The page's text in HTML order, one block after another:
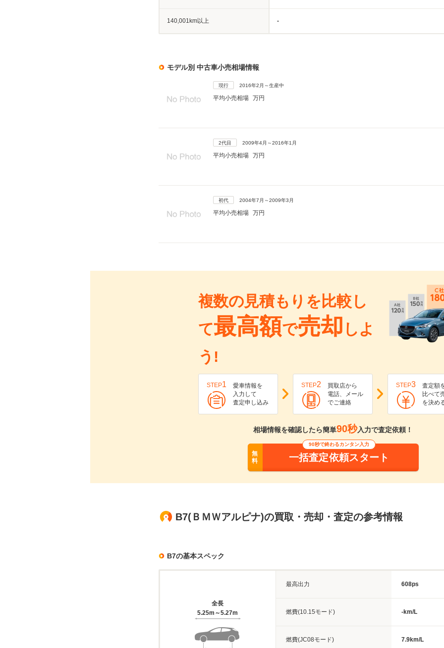
140,001km以上 -
モデル別 中古車小売相場情報
現行 2016年2月～生産中
平均小売相場 万円
2代目 2009年4月～2016年1月
平均小売相場 万円
初代 2004年7月～2009年3月
平均小売相場 万円
複数の見積もりを比較し
て最高額で売却 しよ
う!
STEP1
愛車情報を
入力して
査定申し込み
STEP2
買取店から
電話、メール
でご連絡
STEP3
査定額
比べて
を決め
相場情報を確認したら簡単90秒入力で査定依頼！
無
料
90秒で終わるカンタン入力
一括査定依頼スタート
B7(ＢＭＷアルピナ)の買取・売却・査定の参考情報
B7の基本スペック
全長
5.25m～5.27m
最高出力 608ps
燃費(10.15モード) -km/L
燃費(JC08モード) 7.9km/L